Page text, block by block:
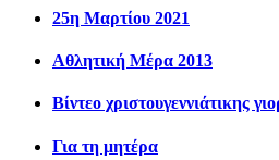
25η Μαρτίου 2021
Αθλητική Μέρα 2013
Βίντεο χριστουγεννιάτικης
Για τη μητέρα